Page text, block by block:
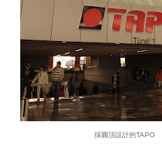
採圓頂設計的TAPO